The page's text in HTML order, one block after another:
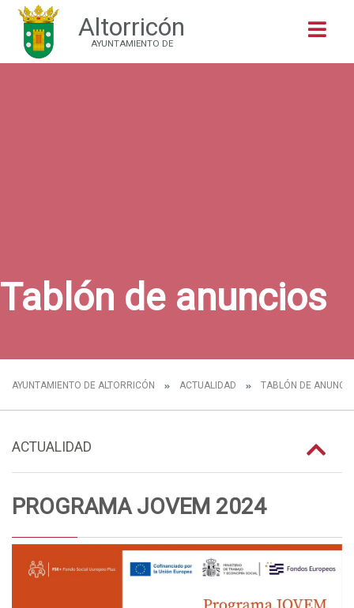
Altorricón
AYUNTAMIENTO DE
Tablón de anuncios
AYUNTAMIENTO DE ALTORRICÓN ACTUALIDAD TABLÓN DE
ACTUALIDAD
PROGRAMA JOVEM 2024